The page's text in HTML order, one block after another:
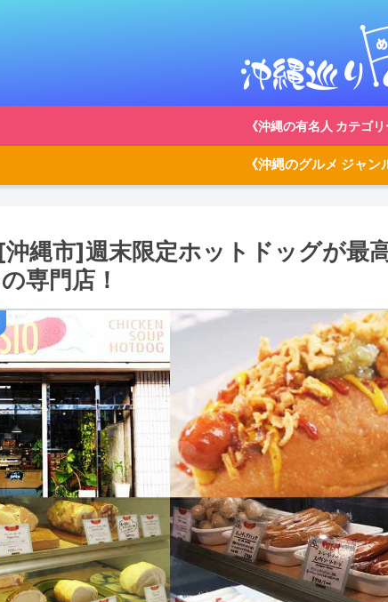
《沖縄の有名人 カテゴリ
《沖縄のグルメ ジャン
縄市]週末限定ホットドッグが最
専門店！